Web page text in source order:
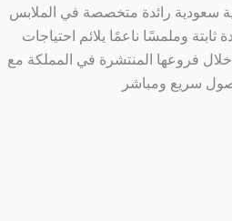
سعودية رائدة متخصصة في الملابس
ثابتة وملمسًا ناعمًا يلائم احتياجات
فروعها المنتشرة في المملكة مع
سريع ومباشر